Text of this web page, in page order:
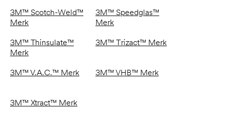
3M™ Scotch-Weld™
Merk
3M™ Speedglas™
Merk
3M™ Thinsulate™
Merk
3M™ Trizact™ Merk
3M™ V.A.C.™ Merk 3M™ VHB™ Merk
3M™ Xtract™ Merk